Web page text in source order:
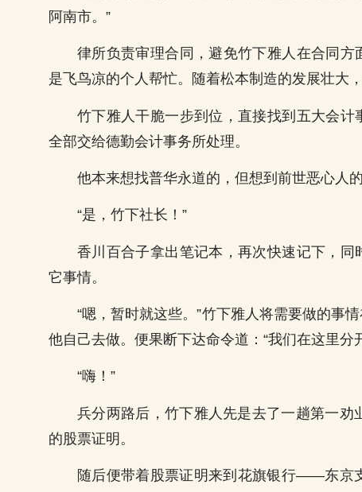
阿南市。”
律所负责审理合同，避免竹下雅人在合同
是飞鸟凉的个人帮忙。随着松本制造的发展壮大
竹下雅人干脆一步到位，直接找到五大会
全部交给德勤会计事务所处理。
他本来想找普华永道的，但想到前世恶心人
“是，竹下社长！”
香川百合子拿出笔记本，再次快速记下，
它事情。
“嗯，暂时就这些。”竹下雅人将需要做的事
他自己去做。便果断下达命令道：“我们在这里
“嗨！”
兵分两路后，竹下雅人先是去了一趟第一
的股票证明。
随后便带着股票证明来到花旗银行——东京